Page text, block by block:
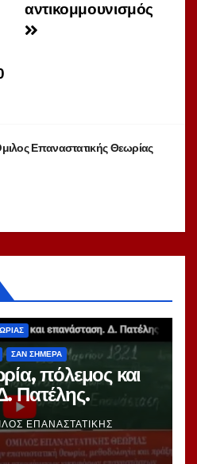
αντικομμουνισμός
Επαναστατικής Θεωρίας
ΣΑΝ ΣΉΜΕΡΑ
πόλεμος και
Πατέλης.
την
1821
ΕΠΑΝΑΣΤΑΤΙΚΉΣ